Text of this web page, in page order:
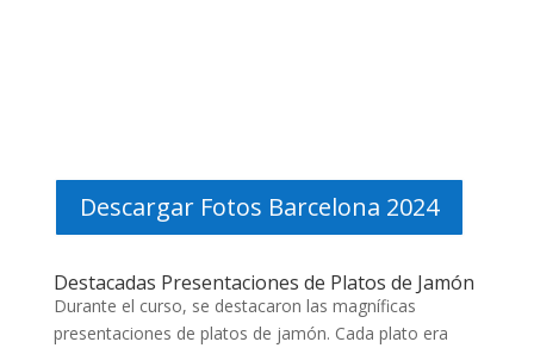
Descargar Fotos Barcelona 2024
Destacadas Presentaciones de Platos de Jamón
Durante el curso, se destacaron las magníficas
presentaciones de platos de jamón. Cada plato era